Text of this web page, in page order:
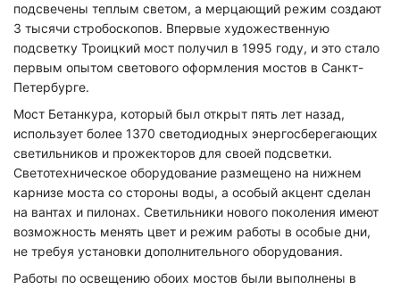
подсвечены теплым светом, а мерцающий режим создают
3 тысячи стробоскопов. Впервые художественную
подсветку Троицкий мост получил в 1995 году, и это стало
первым опытом светового оформления мостов в Санкт-
Петербурге.
Мост Бетанкура, который был открыт пять лет назад,
использует более 1370 светодиодных энергосберегающих
светильников и прожекторов для своей подсветки.
Светотехническое оборудование размещено на нижнем
карнизе моста со стороны воды, а особый акцент сделан
на вантах и пилонах. Светильники нового поколения имеют
возможность менять цвет и режим работы в особые дни,
не требуя установки дополнительного оборудования.
Работы по освещению обоих мостов были выполнены в